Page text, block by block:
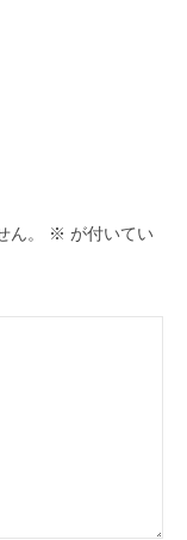
。 ※ が付いてい